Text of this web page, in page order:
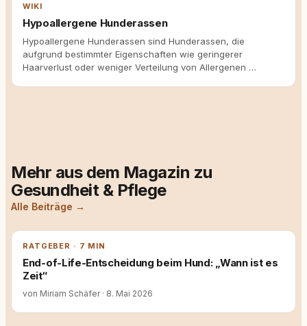
WIKI
Hypoallergene Hunderassen
Hypoallergene Hunderassen sind Hunderassen, die
aufgrund bestimmter Eigenschaften wie geringerer
Haarverlust oder weniger Verteilung von Allergenen …
Mehr aus dem Magazin zu
Gesundheit & Pflege
Alle Beiträge →
RATGEBER · 7 MIN
End-of-Life-Entscheidung beim Hund: „Wann ist es
Zeit“
von Miriam Schäfer · 8. Mai 2026